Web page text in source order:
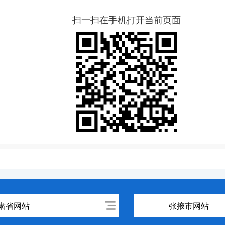
扫一扫在手机打开当前页面
省网站 张掖市网站